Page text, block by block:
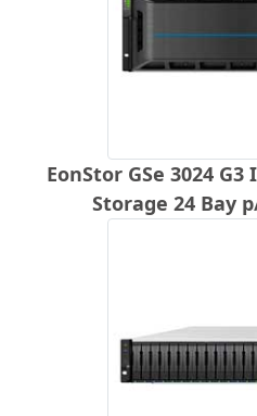
EonStor GSe 3024
Storage 24 Bay